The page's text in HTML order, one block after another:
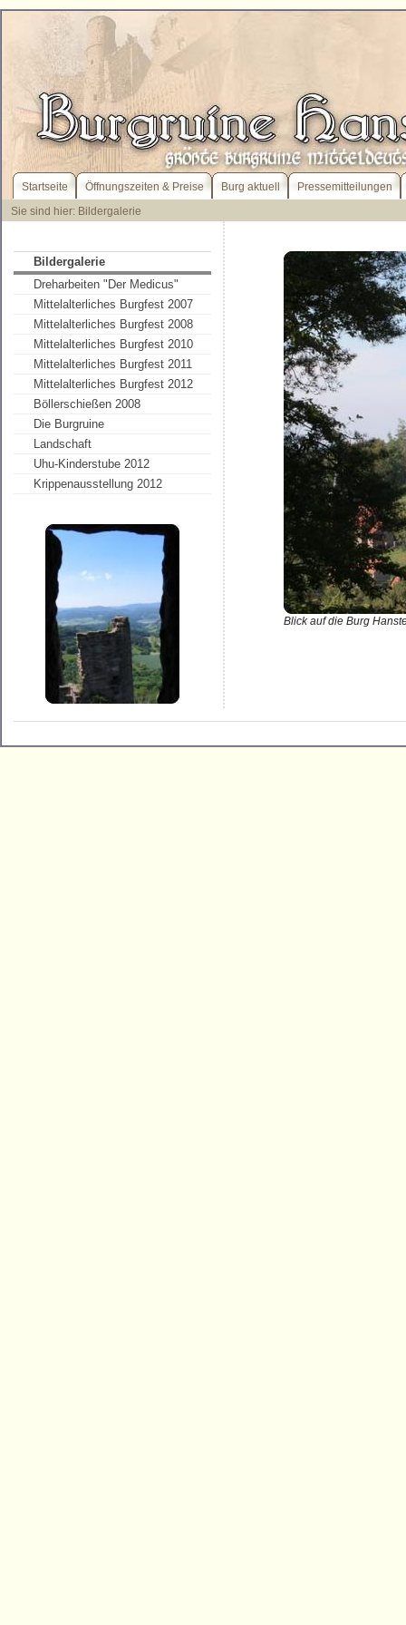
Startseite Öffnungszeiten & Preise Burg aktuell
Pressemitteilungen
Sie sind hier: Bildergalerie
Bildergalerie
Dreharbeiten "Der Medicus"
Mittelalterliches Burgfest 2007
Mittelalterliches Burgfest 2008
Mittelalterliches Burgfest 2010
Mittelalterliches Burgfest 2011
Mittelalterliches Burgfest 2012
Böllerschießen 2008
Die Burgruine
Landschaft
Uhu-Kinderstube 2012
Krippenausstellung 2012
Blick auf die Burg